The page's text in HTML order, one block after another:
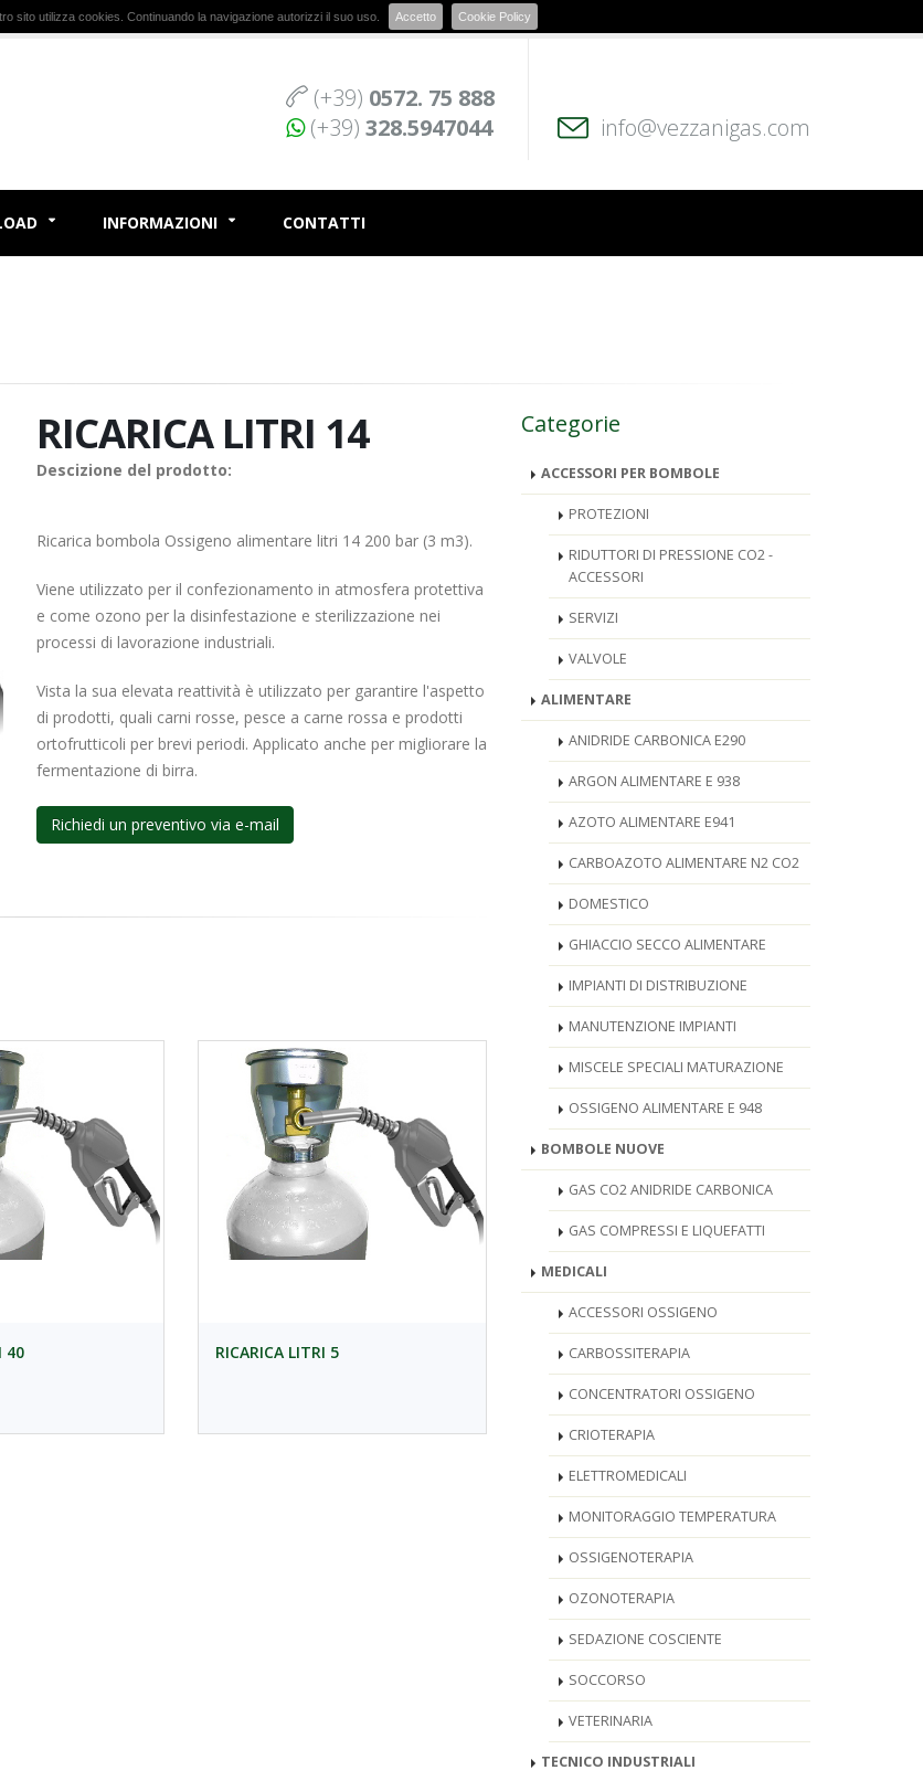
sito utilizza cookies. Continuando la navigazione autorizzi il suo uso. Accetto Cookie Policy
(+39) 0572. 75 888
(+39) 328.5947044 info@vezzanigas.com
INFORMAZIONI CONTATTI
RICARICA LITRI 14
Descizione del prodotto:
Ricarica bombola Ossigeno alimentare litri 14 200 bar (3 m3).
Viene utilizzato per il confezionamento in atmosfera protettiva
e come ozono per la disinfestazione e sterilizzazione nei
processi di lavorazione industriali.
Vista la sua elevata reattività è utilizzato per garantire l'aspetto
di prodotti, quali carni rosse, pesce a carne rossa e prodotti
ortofrutticoli per brevi periodi. Applicato anche per migliorare la
fermentazione di birra.
Richiedi un preventivo via e-mail
40 RICARICA LITRI 5
Categorie
ACCESSORI PER BOMBOLE
PROTEZIONI
RIDUTTORI DI PRESSIONE CO2 -
ACCESSORI
SERVIZI
VALVOLE
ALIMENTARE
ANIDRIDE CARBONICA E290
ARGON ALIMENTARE E 938
AZOTO ALIMENTARE E941
CARBOAZOTO ALIMENTARE N2 CO2
DOMESTICO
GHIACCIO SECCO ALIMENTARE
IMPIANTI DI DISTRIBUZIONE
MANUTENZIONE IMPIANTI
MISCELE SPECIALI MATURAZIONE
OSSIGENO ALIMENTARE E 948
BOMBOLE NUOVE
GAS CO2 ANIDRIDE CARBONICA
GAS COMPRESSI E LIQUEFATTI
MEDICALI
ACCESSORI OSSIGENO
CARBOSSITERAPIA
CONCENTRATORI OSSIGENO
CRIOTERAPIA
ELETTROMEDICALI
MONITORAGGIO TEMPERATURA
OSSIGENOTERAPIA
OZONOTERAPIA
SEDAZIONE COSCIENTE
SOCCORSO
VETERINARIA
TECNICO INDUSTRIALI